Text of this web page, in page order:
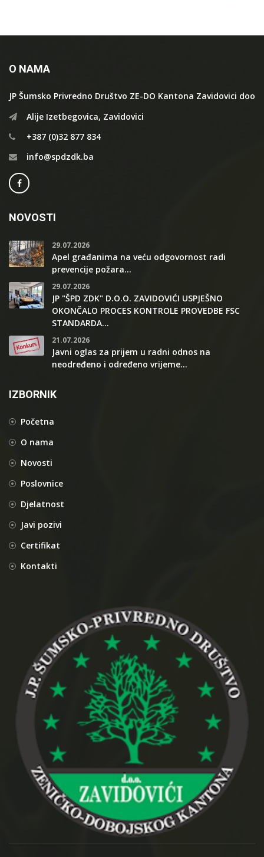
O NAMA
JP Šumsko Privredno Društvo ZE-DO Kantona Zavidovici doo
Alije Izetbegovica, Zavidovici
+387 (0)32 877 834
info@spdzdk.ba
NOVOSTI
29.07.2026
Apel građanima na veću odgovornost radi
prevencije požara...
29.07.2026
JP "ŠPD ZDK" D.O.O. ZAVIDOVIĆI USPJEŠNO
OKONČALO PROCES KONTROLE PROVEDBE FSC
STANDARDA...
21.07.2026
Javni oglas za prijem u radni odnos na
neodređeno i određeno vrijeme...
IZBORNIK
Početna
O nama
Novosti
Poslovnice
Djelatnost
Javi pozivi
Certifikat
Kontakti